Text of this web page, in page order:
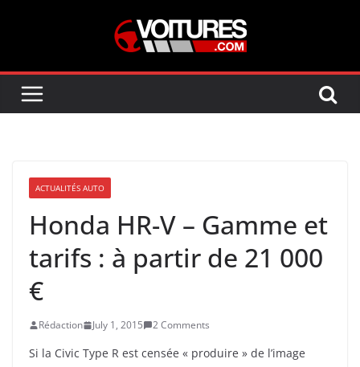
ACTUALITÉS AUTO
Honda HR-V – Gamme et
tarifs : à partir de 21 000
€
Rédaction July 1, 2015 2 Comments
Si la Civic Type R est censée « produire » de l’image